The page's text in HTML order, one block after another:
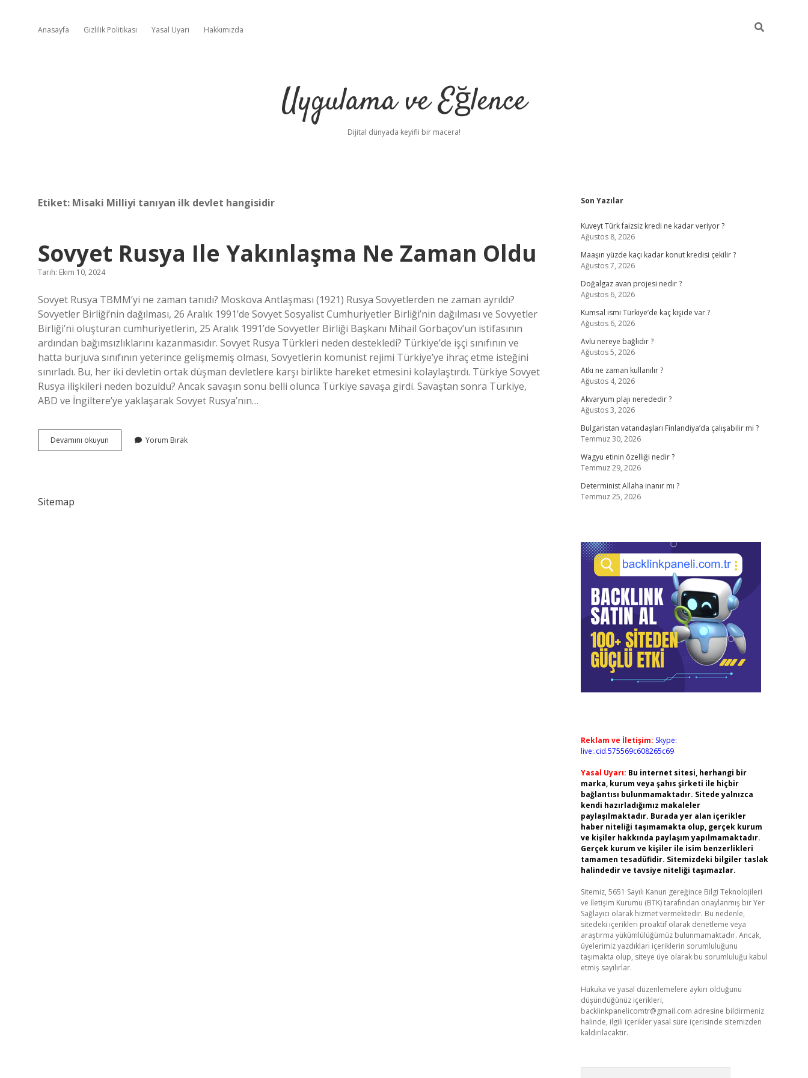
Anasayfa Gizlilik Politikası Yasal Uyarı Hakkımızda
Uygulama ve Eğlence
Dijital dünyada keyifli bir macera!
Etiket: Misaki Milliyi tanıyan ilk devlet hangisidir
Sovyet Rusya Ile Yakınlaşma Ne Zaman Oldu
Tarih: Ekim 10, 2024
Sovyet Rusya TBMM’yi ne zaman tanıdı? Moskova Antlaşması (1921) Rusya Sovyetlerden ne zaman ayrıldı?
Sovyetler Birliği’nin dağılması, 26 Aralık 1991’de Sovyet Sosyalist Cumhuriyetler Birliği’nin dağılması ve Sovyetler
Birliği’ni oluşturan cumhuriyetlerin, 25 Aralık 1991’de Sovyetler Birliği Başkanı Mihail Gorbaçov’un istifasının
ardından bağımsızlıklarını kazanmasıdır. Sovyet Rusya Türkleri neden destekledi? Türkiye’de işçi sınıfının ve
hatta burjuva sınıfının yeterince gelişmemiş olması, Sovyetlerin komünist rejimi Türkiye’ye ihraç etme isteğini
sınırladı. Bu, her iki devletin ortak düşman devletlere karşı birlikte hareket etmesini kolaylaştırdı. Türkiye Sovyet
Rusya ilişkileri neden bozuldu? Ancak savaşın sonu belli olunca Türkiye savaşa girdi. Savaştan sonra Türkiye,
ABD ve İngiltere’ye yaklaşarak Sovyet Rusya’nın…
Devamını okuyun
Rusya
Yorum Bırak
Sitemap
Sidebar
Son Yazılar
Kuveyt Türk faizsiz kredi ne kadar veriyor ?
Ağustos 8, 2026
Maaşın yüzde kaçı kadar konut kredisi çekilir ?
Ağustos 7, 2026
Doğalgaz avan projesi nedir ?
Ağustos 6, 2026
Kumsal ismi Türkiye’de kaç kişide var ?
Ağustos 6, 2026
Avlu nereye bağlıdır ?
Ağustos 5, 2026
Atkı ne zaman kullanılır ?
Ağustos 4, 2026
Akvaryum plajı nerededir ?
Ağustos 3, 2026
Bulgaristan vatandaşları Finlandiya’da çalışabilir mi ?
Temmuz 30, 2026
Wagyu etinin özelliği nedir ?
Temmuz 29, 2026
Determinist Allaha inanır mı ?
Temmuz 25, 2026
Reklam ve İletişim: Skype:
live:.cid.575569c608265c69
Yasal Uyarı: Bu internet sitesi, herhangi bir
marka, kurum veya şahıs şirketi ile hiçbir
bağlantısı bulunmamaktadır. Sitede yalnızca
kendi hazırladığımız makaleler
paylaşılmaktadır. Burada yer alan içerikler
haber niteliği taşımamakta olup, gerçek kurum
ve kişiler hakkında paylaşım yapılmamaktadır.
Gerçek kurum ve kişiler ile isim benzerlikleri
tamamen tesadüfidir. Sitemizdeki bilgiler taslak
halindedir ve tavsiye niteliği taşımazlar.
Sitemiz, 5651 Sayılı Kanun gereğince Bilgi Teknolojileri
ve İletişim Kurumu (BTK) tarafından onaylanmış bir Yer
Sağlayıcı olarak hizmet vermektedir. Bu nedenle,
sitedeki içerikleri proaktif olarak denetleme veya
araştırma yükümlülüğümüz bulunmamaktadır. Ancak,
üyelerimiz yazdıkları içeriklerin sorumluluğunu
taşımakta olup, siteye üye olarak bu sorumluluğu kabul
etmiş sayılırlar.
Hukuka ve yasal düzenlemelere aykırı olduğunu
düşündüğünüz içerikleri,
backlinkpanelicomtr@gmail.com adresine bildirmeniz
halinde, ilgili içerikler yasal süre içerisinde sitemizden
kaldırılacaktır.